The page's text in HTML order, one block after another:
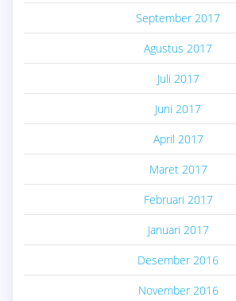
September 2017
Agustus 2017
Juli 2017
Juni 2017
April 2017
Maret 2017
Februari 2017
Januari 2017
Desember 2016
November 2016